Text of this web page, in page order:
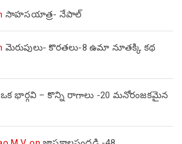
సాహసయాత్ర- నేపాల్‌
మెరుపులు- కొరతలు-8 ఉమా నూతక్కి కథ
ఒక భార్గవి – కొన్ని రాగాలు -20 మనోరంజకమైన